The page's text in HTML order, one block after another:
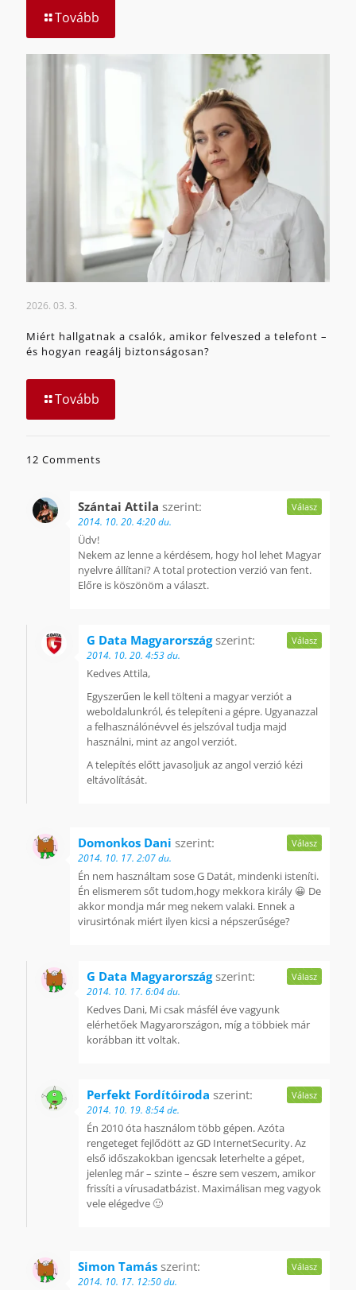
Tovább
2026. 03. 3.
Miért hallgatnak a csalók, amikor felveszed a telefont –
és hogyan reagálj biztonságosan?
Tovább
12 Comments
Szántai Attila szerint:
2014. 10. 20. 4:20 du.
Üdv!
Nekem az lenne a kérdésem, hogy hol lehet Magyar
nyelvre állítani? A total protection verzió van fent.
Előre is köszönöm a választ.
Válasz
G Data Magyarország szerint:
2014. 10. 20. 4:53 du.
Kedves Attila,
Egyszerűen le kell tölteni a magyar verziót a
weboldalunkról, és telepíteni a gépre. Ugyanazzal
a felhasználónévvel és jelszóval tudja majd
használni, mint az angol verziót.
A telepítés előtt javasoljuk az angol verzió kézi
eltávolítását.
Válasz
Domonkos Dani szerint:
2014. 10. 17. 2:07 du.
Én nem használtam sose G Datát, mindenki isteníti.
Én elismerem sőt tudom,hogy mekkora király 😀 De
akkor mondja már meg nekem valaki. Ennek a
virusirtónak miért ilyen kicsi a népszerűsége?
Válasz
G Data Magyarország szerint:
2014. 10. 17. 6:04 du.
Kedves Dani, Mi csak másfél éve vagyunk
elérhetőek Magyarországon, míg a többiek már
korábban itt voltak.
Válasz
Perfekt Fordítóiroda szerint:
2014. 10. 19. 8:54 de.
Én 2010 óta használom több gépen. Azóta
rengeteget fejlődött az GD InternetSecurity. Az
első időszakokban igencsak leterhelte a gépet,
jelenleg már – szinte – észre sem veszem, amikor
frissíti a vírusadatbázist. Maximálisan meg vagyok
vele elégedve 🙂
Válasz
Simon Tamás szerint:
2014. 10. 17. 12:50 du.
Válasz